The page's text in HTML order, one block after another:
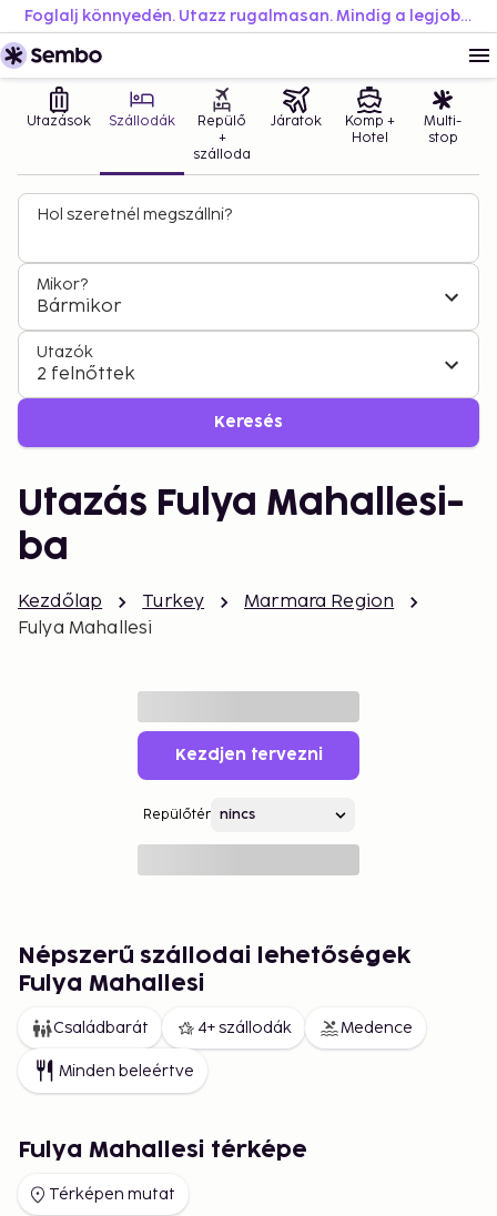
Foglalj könnyedén. Utazz rugalmasan. Mindig a legjobb áron.
Utazások Szállodák
Repülő
+
szálloda
Járatok
Komp +
Hotel
Multi-
stop
Hol szeretnél megszállni?
Mikor?
Bármikor
Utazók
2 felnőttek
Keresés
Utazás Fulya Mahallesi-
ba
Kezdőlap Turkey
Marmara Region
Fulya Mahallesi
Kezdjen tervezni
Repülőtér
Népszerű szállodai lehetőségek
Fulya Mahallesi
Családbarát 4+ szállodák Medence
Minden beleértve
Fulya Mahallesi térképe
Térképen mutat